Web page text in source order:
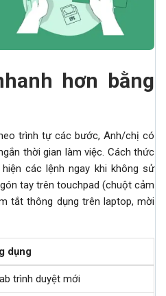
hơn bằng
trình tự các bước, Anh/chị có
thời gian làm việc. Cách thức
các lệnh ngay khi không sử
tay trên touchpad (chuột cảm
tắt thông dụng trên laptop, mời
dụng
trình duyệt mới